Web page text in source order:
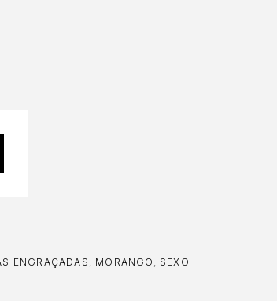
ENGRAÇADAS , MORANGO , SEXO